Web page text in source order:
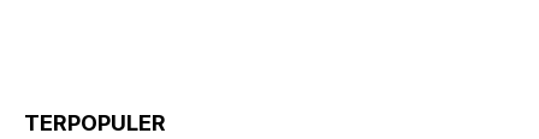
TERPOPULER